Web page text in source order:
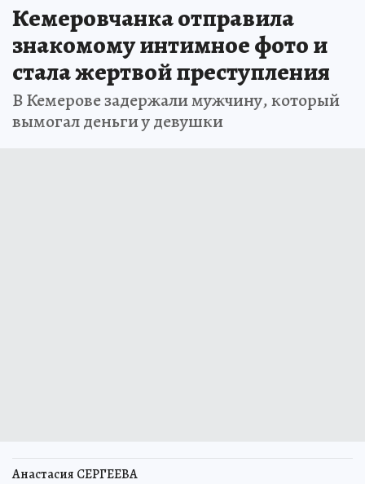
Кемеровчанка отправила
знакомому интимное фото и
стала жертвой преступления
В Кемерове задержали мужчину, который
вымогал деньги у девушки
Анастасия СЕРГЕЕВА